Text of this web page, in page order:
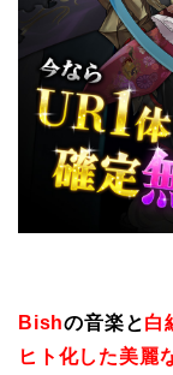
Bishの音楽と白
ヒト化した美麗